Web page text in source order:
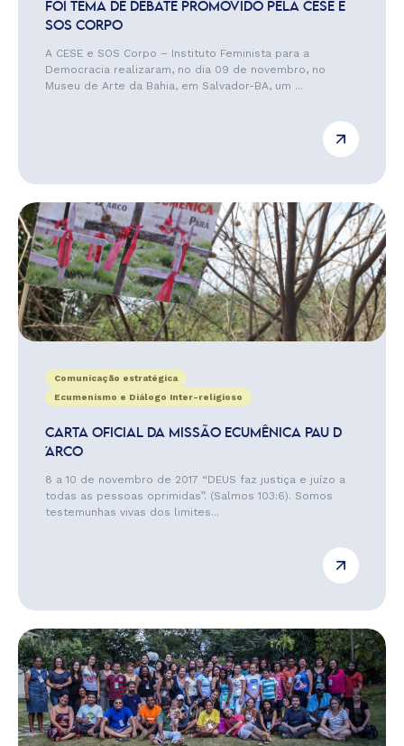
FOI TEMA DE DEBATE PROMOVIDO PELA CESE E
SOS CORPO
A CESE e SOS Corpo – Instituto Feminista para a
Democracia realizaram, no dia 09 de novembro, no
Museu de Arte da Bahia, em Salvador-BA, um ...
Comunicação estratégica
Ecumenismo e Diálogo Inter-religioso
CARTA OFICIAL DA MISSÃO ECUMÊNICA PAU D
´ARCO
8 a 10 de novembro de 2017 “DEUS faz justiça e juízo a
todas as pessoas oprimidas”. (Salmos 103:6). Somos
testemunhas vivas dos limites...